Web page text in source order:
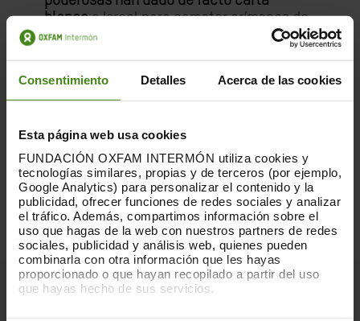
Consentimiento Detalles Acerca de las cookies
Esta página web usa cookies
FUNDACIÓN OXFAM INTERMÓN utiliza cookies y
tecnologías similares, propias y de terceros (por ejemplo,
Google Analytics) para personalizar el contenido y la
publicidad, ofrecer funciones de redes sociales y analizar
el tráfico. Además, compartimos información sobre el
uso que hagas de la web con nuestros partners de redes
sociales, publicidad y análisis web, quienes pueden
combinarla con otra información que les hayas
proporcionado o que hayan recopilado a partir del uso
que hayas hecho de sus servicios.
blancaa Israel para cometer crímenes de
guerra”, según Cortada.
de los líderes mundiales,
deben dejar de
titubear.Deben detener el comercio de
asociación UE-Israely presionar aún más
para lograr un alto el fuego inmediato”.
Notas para la edición: